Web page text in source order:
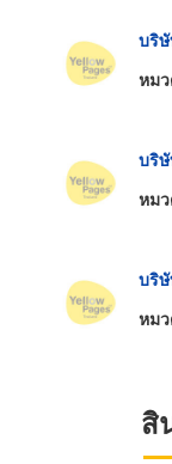
บริษั
หม
บริ
หม
บริ
หม
สิ